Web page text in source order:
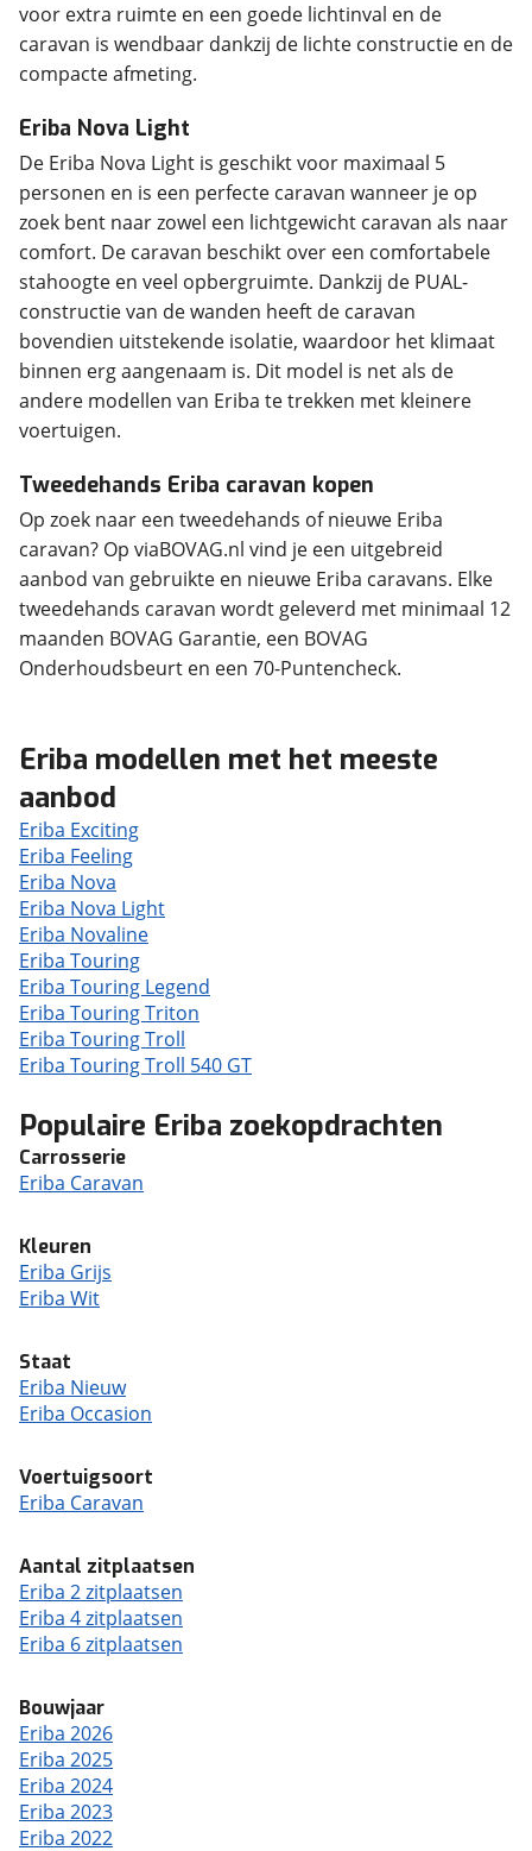
voor extra ruimte en een goede lichtinval en de
caravan is wendbaar dankzij de lichte constructie en de
compacte afmeting.
Eriba Nova Light
De Eriba Nova Light is geschikt voor maximaal 5
personen en is een perfecte caravan wanneer je op
zoek bent naar zowel een lichtgewicht caravan als naar
comfort. De caravan beschikt over een comfortabele
stahoogte en veel opbergruimte. Dankzij de PUAL-
constructie van de wanden heeft de caravan
bovendien uitstekende isolatie, waardoor het klimaat
binnen erg aangenaam is. Dit model is net als de
andere modellen van Eriba te trekken met kleinere
voertuigen.
Tweedehands Eriba caravan kopen
Op zoek naar een tweedehands of nieuwe Eriba
caravan? Op viaBOVAG.nl vind je een uitgebreid
aanbod van gebruikte en nieuwe Eriba caravans. Elke
tweedehands caravan wordt geleverd met minimaal 12
maanden BOVAG Garantie, een BOVAG
Onderhoudsbeurt en een 70-Puntencheck.
Eriba modellen met het meeste
aanbod
Eriba Exciting
Eriba Feeling
Eriba Nova
Eriba Nova Light
Eriba Novaline
Eriba Touring
Eriba Touring Legend
Eriba Touring Triton
Eriba Touring Troll
Eriba Touring Troll 540 GT
Populaire Eriba zoekopdrachten
Carrosserie
Eriba Caravan
Kleuren
Eriba Grijs
Eriba Wit
Staat
Eriba Nieuw
Eriba Occasion
Voertuigsoort
Eriba Caravan
Aantal zitplaatsen
Eriba 2 zitplaatsen
Eriba 4 zitplaatsen
Eriba 6 zitplaatsen
Bouwjaar
Eriba 2026
Eriba 2025
Eriba 2024
Eriba 2023
Eriba 2022